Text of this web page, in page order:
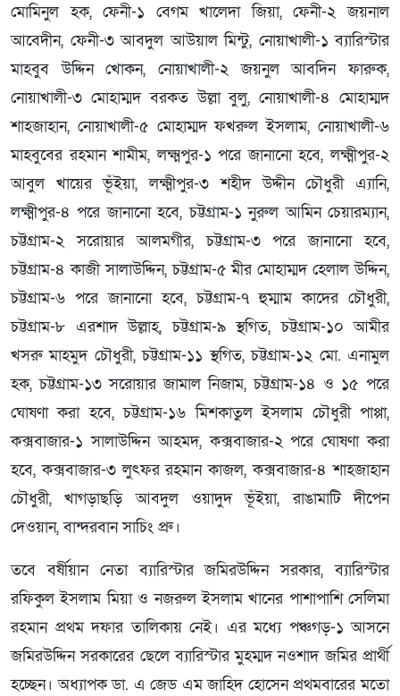
মোমিনুল হক, ফেনী-১ বেগম খালেদা জিয়া, ফেনী-২ জয়নাল
আবেদীন, ফেনী-৩ আবদুল আউয়াল মিন্টু, নোয়াখালী-১ ব্যারিস্টার
মাহবুব উদ্দিন খোকন, নোয়াখালী-২ জয়নুল আবদিন ফারুক,
নোয়াখালী-৩ মোহাম্মদ বরকত উল্লা বুলু, নোয়াখালী-৪ মোহাম্মদ
শাহজাহান, নোয়াখালী-৫ মোহাম্মদ ফখরুল ইসলাম, নোয়াখালী-৬
মাহবুবের রহমান শামীম, লক্ষ্মপুর-১ পরে জানানো হবে, লক্ষ্মীপুর-২
আবুল খায়ের ভূঁইয়া, লক্ষ্মীপুর-৩ শহীদ উদ্দীন চৌধুরী এ্যানি,
লক্ষ্মীপুর-৪ পরে জানানো হবে, চট্টগ্রাম-১ নুরুল আমিন চেয়ারম্যান,
চট্টগ্রাম-২ সরোয়ার আলমগীর, চট্টগ্রাম-৩ পরে জানানো হবে,
চট্টগ্রাম-৪ কাজী সালাউদ্দিন, চট্টগ্রাম-৫ মীর মোহাম্মদ হেলাল উদ্দিন,
চট্টগ্রাম-৬ পরে জানানো হবে, চট্টগ্রাম-৭ হুম্মাম কাদের চৌধুরী,
চট্টগ্রাম-৮ এরশাদ উল্লাহ, চট্টগ্রাম-৯ স্থগিত, চট্টগ্রাম-১০ আমীর
খসরু মাহমুদ চৌধুরী, চট্টগ্রাম-১১ স্থগিত, চট্টগ্রাম-১২ মো. এনামুল
হক, চট্টগ্রাম-১৩ সরোয়ার জামাল নিজাম, চট্টগ্রাম-১৪ ও ১৫ পরে
ঘোষণা করা হবে, চট্টগ্রাম-১৬ মিশকাতুল ইসলাম চৌধুরী পাপ্পা,
কক্সবাজার-১ সালাউদ্দিন আহমদ, কক্সবাজার-২ পরে ঘোষণা করা
হবে, কক্সবাজার-৩ লুৎফর রহমান কাজল, কক্সবাজার-৪ শাহজাহান
চৌধুরী, খাগড়াছড়ি আবদুল ওয়াদুদ ভূঁইয়া, রাঙামাটি দীপেন
দেওয়ান, বান্দরবান সাচিং প্রু।
তবে বর্ষীয়ান নেতা ব্যারিস্টার জমিরউদ্দিন সরকার, ব্যারিস্টার
রফিকুল ইসলাম মিয়া ও নজরুল ইসলাম খানের পাশাপাশি সেলিমা
রহমান প্রথম দফার তালিকায় নেই। এর মধ্যে পঞ্চগড়-১ আসনে
জমিরউদ্দিন সরকারের ছেলে ব্যারিস্টার মুহম্মদ নওশাদ জমির প্রার্থী
হচ্ছেন। অধ্যাপক ডা. এ জেড এম জাহিদ হোসেন প্রথমবারের মতো